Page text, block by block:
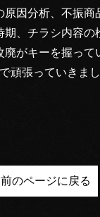
因分析、不振
、チラシ内容
がキーを握っ
頑張っていきま
前のページに戻る